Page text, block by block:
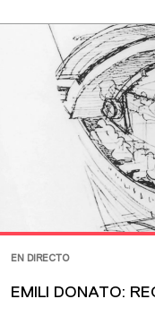
EN DIRECTO
EMILI DONATO: